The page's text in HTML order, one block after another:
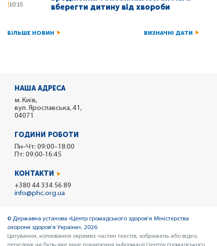
10:15
вберегти дитину від хвороби
БІЛЬШЕ НОВИН ВИЗНАЧНІ ДАТИ
НАША АДРЕСА
м. Київ,
вул. Ярославська, 41,
04071
ГОДИНИ РОБОТИ
Пн–Чт: 09:00–18:00
Пт: 09:00-16:45
КОНТАКТИ
+380 44 334 56 89
info@phc.org.ua
© Державна установа «Центр громадського здоров’я Міністерства
охорони здоров’я України», 2026
Цитування, копіювання окремих частин текстів, зображень або відео,